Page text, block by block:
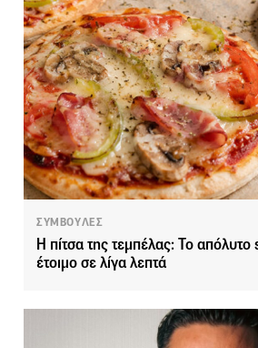
ΣΥΜΒΟΥΛΕΣ
Η πίτσα της τεμπέλας: Το
έτοιμο σε λίγα λεπτά